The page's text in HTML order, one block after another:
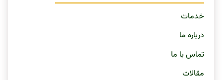
خدمات
درباره ما
تماس با ما
مقالات